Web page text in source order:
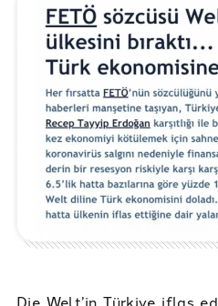
Die Welt’in Türkiye iflas